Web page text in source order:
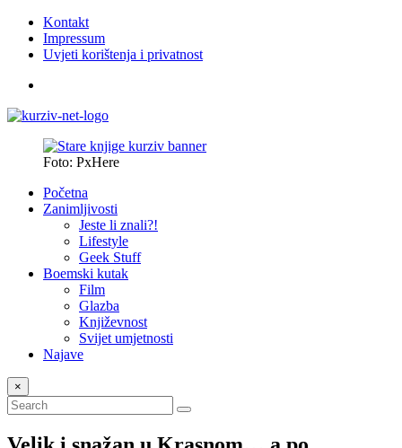
Kontakt
Impressum
Uvjeti korištenja i privatnost
Foto: PxHere
Početna
Zanimljivosti
Jeste li znali?!
Lifestyle
Geek Stuff
Boemski kutak
Film
Glazba
Književnost
Svijet umjetnosti
Najave
×